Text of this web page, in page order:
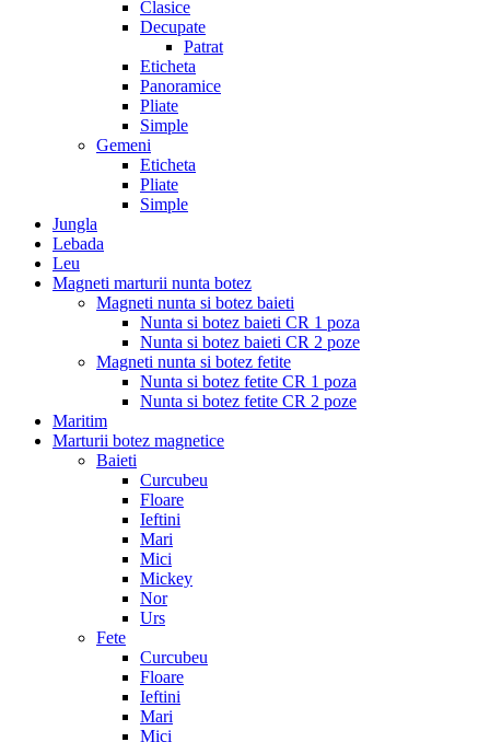
Clasice
Decupate
Patrat
Eticheta
Panoramice
Pliate
Simple
Gemeni
Eticheta
Pliate
Simple
Jungla
Lebada
Leu
Magneti marturii nunta botez
Magneti nunta si botez baieti
Nunta si botez baieti CR 1 poza
Nunta si botez baieti CR 2 poze
Magneti nunta si botez fetite
Nunta si botez fetite CR 1 poza
Nunta si botez fetite CR 2 poze
Maritim
Marturii botez magnetice
Baieti
Curcubeu
Floare
Ieftini
Mari
Mici
Mickey
Nor
Urs
Fete
Curcubeu
Floare
Ieftini
Mari
Mici